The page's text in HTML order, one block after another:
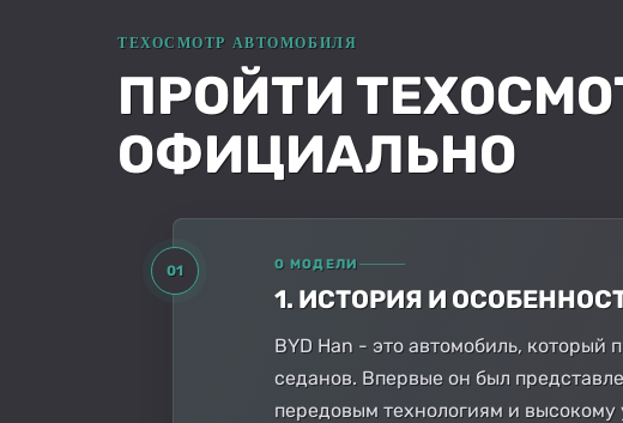
ПРОЙТИ
ОФИЦИАЛЬНО
01 О МОДЕЛИ
1. ИСТОРИЯ И
BYD Han - это автомобиль,
седанов. Впервые он был
передовым технологиям и